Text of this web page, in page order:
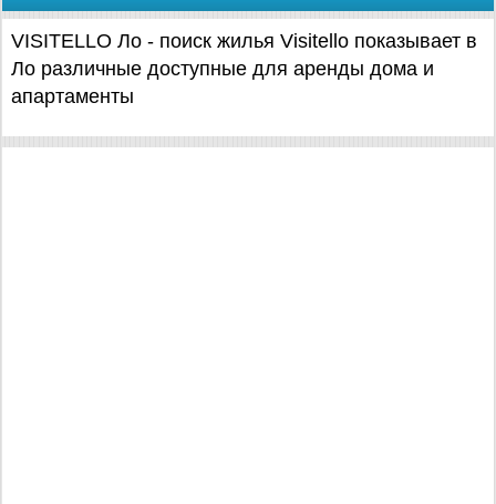
VISITELLO Ло - поиск жилья Visitello показывает в
Ло различные доступные для аренды дома и
апартаменты